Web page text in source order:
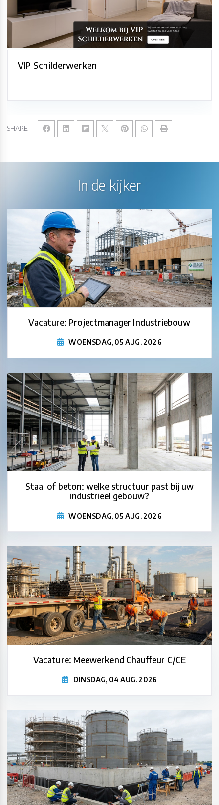
SHARE
VIP Schilderwerken
In de kijker
Vacature: Projectmanager Industriebouw
WOENSDAG, 05 AUG. 2026
Staal of beton: welke structuur past bij uw
industrieel gebouw?
WOENSDAG, 05 AUG. 2026
Vacature: Meewerkend Chauffeur C/CE
DINSDAG, 04 AUG. 2026